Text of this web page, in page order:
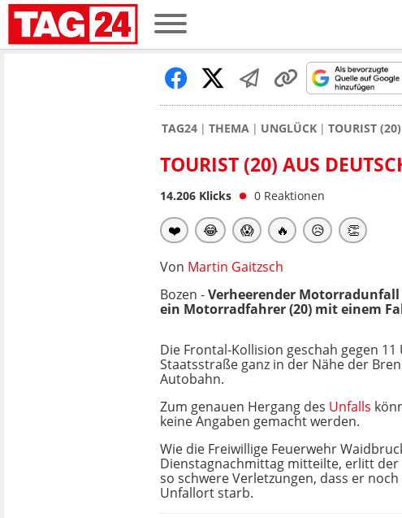
TAG24 THEMA UNGLÜCK TOURIST
TOURIST (20) AUS
14.206 Klicks 0 Reaktionen
❤️ 😂 😱 🔥 😥 👏
Von Martin Gaitzsch
Bozen -Verheerender
ein Motorradfahrer (20) mit einem
Die Frontal-Kollision geschah gegen
Staatsstraße ganz in der Nähe der
Autobahn.
Zum genauen Hergang des Unfalls
keine Angaben gemacht werden.
Wie die Freiwillige Feuerwehr
Dienstagnachmittag mitteilte, erlitt
so schwere Verletzungen, dass er noch
Unfallort starb.